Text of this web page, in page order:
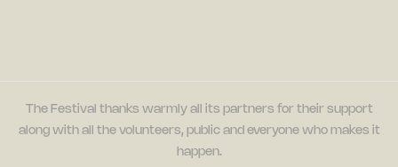
The Festival thanks warmly all its partners for their support
along with all the volunteers, public and everyone who makes it
happen.